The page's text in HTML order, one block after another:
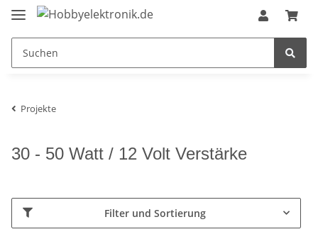
Projekte
30 - 50 Watt / 12 Volt Verstärke
Filter und Sortierung